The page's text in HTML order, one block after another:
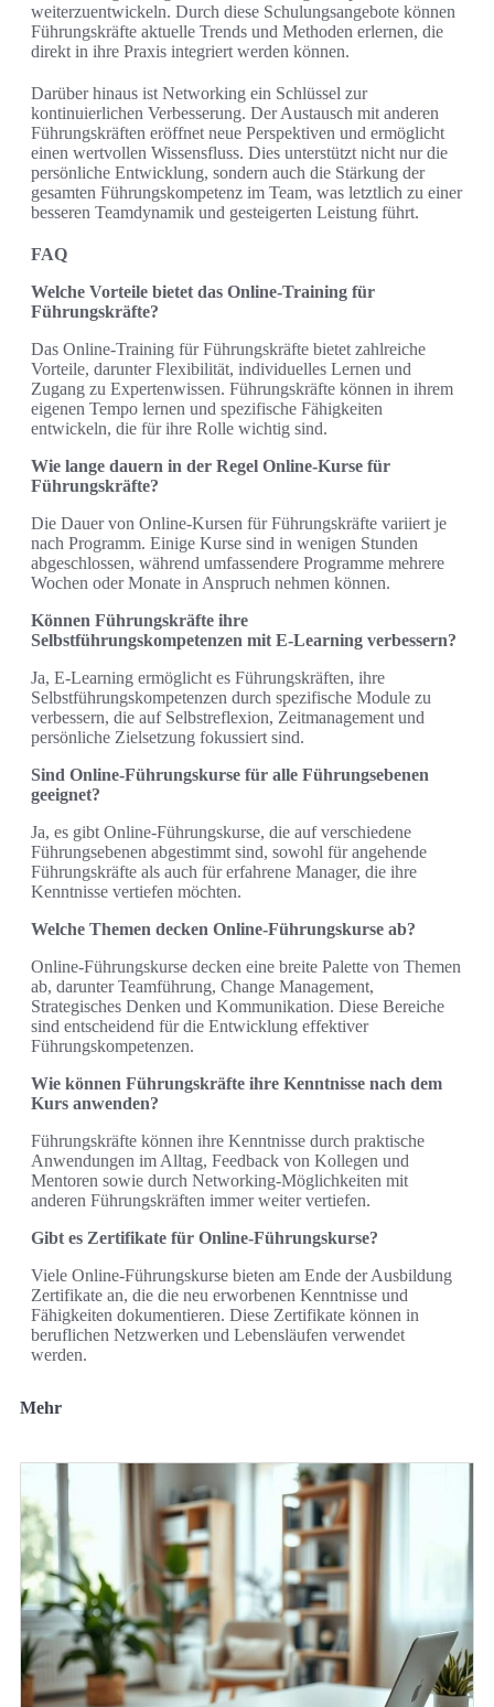
weiterzuentwickeln. Durch diese Schulungsangebote können
Führungskräfte aktuelle Trends und Methoden erlernen, die
direkt in ihre Praxis integriert werden können.
Darüber hinaus ist Networking ein Schlüssel zur
kontinuierlichen Verbesserung. Der Austausch mit anderen
Führungskräften eröffnet neue Perspektiven und ermöglicht
einen wertvollen Wissensfluss. Dies unterstützt nicht nur die
persönliche Entwicklung, sondern auch die Stärkung der
gesamten Führungskompetenz im Team, was letztlich zu einer
besseren Teamdynamik und gesteigerten Leistung führt.
FAQ
Welche Vorteile bietet das Online-Training für
Führungskräfte?
Das Online-Training für Führungskräfte bietet zahlreiche
Vorteile, darunter Flexibilität, individuelles Lernen und
Zugang zu Expertenwissen. Führungskräfte können in ihrem
eigenen Tempo lernen und spezifische Fähigkeiten
entwickeln, die für ihre Rolle wichtig sind.
Wie lange dauern in der Regel Online-Kurse für
Führungskräfte?
Die Dauer von Online-Kursen für Führungskräfte variiert je
nach Programm. Einige Kurse sind in wenigen Stunden
abgeschlossen, während umfassendere Programme mehrere
Wochen oder Monate in Anspruch nehmen können.
Können Führungskräfte ihre
Selbstführungskompetenzen mit E-Learning verbessern?
Ja, E-Learning ermöglicht es Führungskräften, ihre
Selbstführungskompetenzen durch spezifische Module zu
verbessern, die auf Selbstreflexion, Zeitmanagement und
persönliche Zielsetzung fokussiert sind.
Sind Online-Führungskurse für alle Führungsebenen
geeignet?
Ja, es gibt Online-Führungskurse, die auf verschiedene
Führungsebenen abgestimmt sind, sowohl für angehende
Führungskräfte als auch für erfahrene Manager, die ihre
Kenntnisse vertiefen möchten.
Welche Themen decken Online-Führungskurse ab?
Online-Führungskurse decken eine breite Palette von Themen
ab, darunter Teamführung, Change Management,
Strategisches Denken und Kommunikation. Diese Bereiche
sind entscheidend für die Entwicklung effektiver
Führungskompetenzen.
Wie können Führungskräfte ihre Kenntnisse nach dem
Kurs anwenden?
Führungskräfte können ihre Kenntnisse durch praktische
Anwendungen im Alltag, Feedback von Kollegen und
Mentoren sowie durch Networking-Möglichkeiten mit
anderen Führungskräften immer weiter vertiefen.
Gibt es Zertifikate für Online-Führungskurse?
Viele Online-Führungskurse bieten am Ende der Ausbildung
Zertifikate an, die die neu erworbenen Kenntnisse und
Fähigkeiten dokumentieren. Diese Zertifikate können in
beruflichen Netzwerken und Lebensläufen verwendet
werden.
Mehr